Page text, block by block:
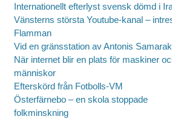
Internationellt efterlyst svensk dömd i
Vänsterns största Youtube-kanal –
Flamman
Vid en gränsstation av Antonis
När internet blir en plats för maskiner
människor
Efterskörd från Fotbolls-VM
Österfärnebo – en skola stoppade
folkminskning